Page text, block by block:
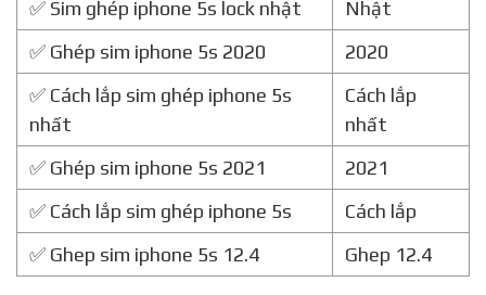
✅ Sim ghép iphone 5s lock nhật
Nhật
✅ Ghép sim iphone 5s 2020
2020
✅ Cách lắp sim ghép iphone 5s
nhất
Cách lắp
nhất
✅ Ghép sim iphone 5s 2021
2021
✅ Cách lắp sim ghép iphone 5s
Cách lắp
✅ Ghep sim iphone 5s 12.4
Ghep 12.4